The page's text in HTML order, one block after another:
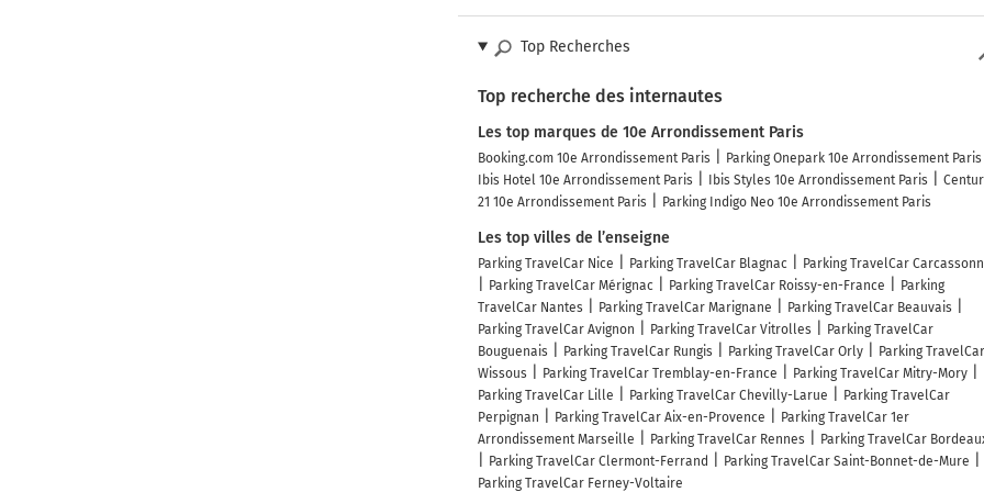
Top Recherches
Top recherche des internautes
Les top marques de 10e Arrondissement Paris
Booking.com 10e Arrondissement Paris
Parking Onepark 10e Arrondissement Paris
Ibis Hotel 10e Arrondissement Paris
Ibis Styles 10e Arrondissement Paris
21 10e Arrondissement Paris
Parking Indigo Neo 10e Arrondissement Paris
Les top villes de l’enseigne
Parking TravelCar Nice Parking TravelCar Blagnac
Parking TravelCar
Parking TravelCar Mérignac
Parking TravelCar Roissy-en-France
Parking
TravelCar Nantes
Parking TravelCar Marignane
Parking TravelCar Beauvais
Parking TravelCar Avignon
Parking TravelCar Vitrolles
Parking TravelCar
Bouguenais
Parking TravelCar Rungis Parking TravelCar Orly
Parking TravelCar
Wissous
Parking TravelCar Tremblay-en-France
Parking TravelCar Mitry-Mory
Parking TravelCar Lille
Parking TravelCar Chevilly-Larue
Parking TravelCar
Perpignan
Parking TravelCar Aix-en-Provence
Parking TravelCar 1er
Arrondissement Marseille
Parking TravelCar Rennes
Parking TravelCar
Parking TravelCar Clermont-Ferrand
Parking TravelCar Saint-Bonnet-de-Mure
Parking TravelCar Ferney-Voltaire